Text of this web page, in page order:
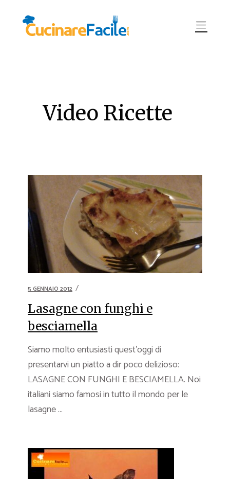
Video Ricette
5 GENNAIO 2012
Lasagne con funghi e
besciamella
Siamo molto entusiasti quest’oggi di
presentarvi un piatto a dir poco delizioso:
LASAGNE CON FUNGHI E BESCIAMELLA. Noi
italiani siamo famosi in tutto il mondo per le
lasagne ...